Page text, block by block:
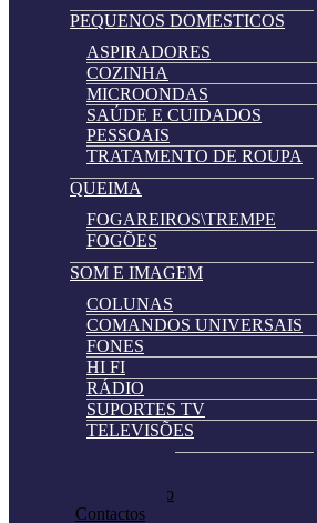
PEQUENOS DOMESTICOS
ASPIRADORES
COZINHA
MICROONDAS
SAÚDE E CUIDADOS
PESSOAIS
TRATAMENTO DE ROUPA
QUEIMA
FOGAREIROS\TREMPE
FOGÕES
SOM E IMAGEM
COLUNAS
COMANDOS UNIVERSAIS
FONES
HI FI
RÁDIO
SUPORTES TV
TELEVISÕES
Pedir Cotação
Contactos